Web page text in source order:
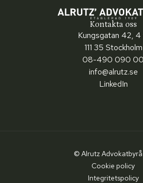
Kontakta oss
Kungsgatan 42,
111 35 Stockholm
08-490 090 00
info@alrutz.se
LinkedIn
© Alrutz Advokatbyrå
Cookie policy
Integritetspolicy